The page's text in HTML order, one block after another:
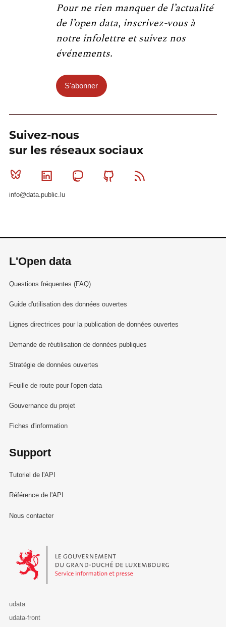
Pour ne rien manquer de l’actualité
de l’open data, inscrivez-vous à
notre infolettre et suivez nos
événements.
S'abonner
Suivez-nous
sur les réseaux sociaux
Bluesky Linkedin MastodonGithub
info@data.public.lu
L'Open data
Questions fréquentes (FAQ)
Guide d'utilisation des données ouvertes
Lignes directrices pour la publication de données ouvertes
Demande de réutilisation de données publiques
Stratégie de données ouvertes
Feuille de route pour l'open data
Gouvernance du projet
Fiches d'information
Support
Tutoriel de l'API
Référence de l'API
Nous contacter
Le Gouvernement du Grand-Duché de Luxembourg - Service
udata
udata-front